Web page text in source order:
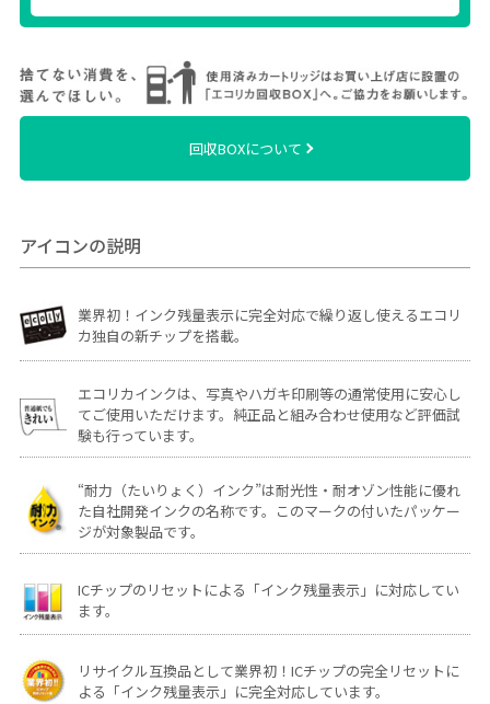
回収BOXについて
アイコンの説明
業界初！インク残量表示に完全対応で繰り返し使えるエコリ
カ独自の新チップを搭載。
エコリカインクは、写真やハガキ印刷等の通常使用に安心し
てご使用いただけます。純正品と組み合わせ使用など評価試
験も行っています。
“耐力（たいりょく）インク”は耐光性・耐オゾン性能に優れ
た自社開発インクの名称です。このマークの付いたパッケー
ジが対象製品です。
ICチップのリセットによる「インク残量表示」に対応してい
ます。
リサイクル互換品として業界初！ICチップの完全リセットに
よる「インク残量表示」に完全対応しています。